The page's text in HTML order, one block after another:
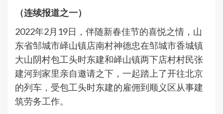
（连续报道之一）
2022年2月19日，伴随新春佳节的喜悦之情，山
东省邹城市峄山镇店南村神德忠在邹城市香城镇
大山阴村包工头时东建和峄山镇两下店村村民张
建河到家里亲自邀请之下，一起踏上了开往北京
的列车，受包工头时东建的雇佣到顺义区从事建
筑劳务工作。